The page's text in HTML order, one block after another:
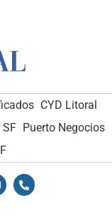
CYD Litoral
Puerto Negocios